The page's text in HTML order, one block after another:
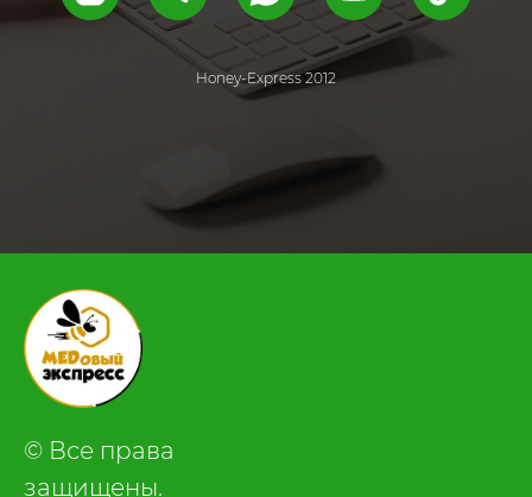
Honey-Express 2012
© Все права
защищены.